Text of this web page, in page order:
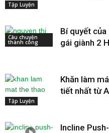
Tập Luyện
Câu chuyện
thành công
Bí quyết của
gái giành 2
Tập Luyện
Khăn làm
tiết nhất từ
Incline